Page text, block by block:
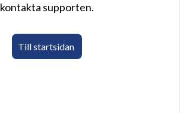
kontakta supporten.
Till startsidan